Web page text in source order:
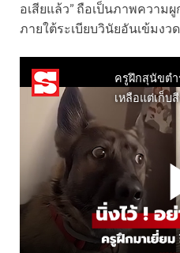
อเสียแล้ว” ถือเป็นภาพควา
ภายใต้ระเบียบวินัยอันเข้มงวด